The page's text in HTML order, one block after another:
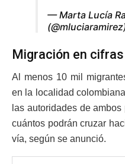
— Marta Lucía
Migración en cifras
Al menos 10 mil
en la localidad
las autoridades de
cuántos podrán cruzar
vía, según se anunció.